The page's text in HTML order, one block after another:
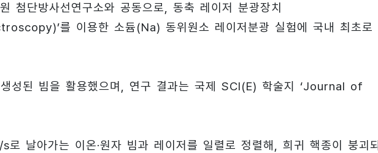
첨단방사선연구소와 공동으로, 동축 레이저 분광장치
를 이용한 소듐(Na) 동위원소 레이저분광 실험에 국내 최초로
성된 빔을 활용했으며, 연구 결과는 국제 SCI(E) 학술지 ‘Journal of
날아가는 이온·원자 빔과 레이저를 일렬로 정렬해, 희귀 핵종이 붕괴되